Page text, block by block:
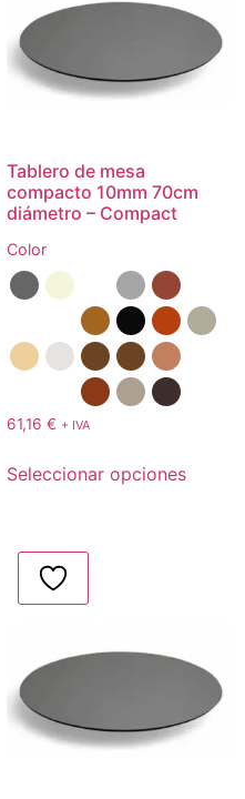
Tablero de mesa
compacto 10mm 70cm
diámetro – Compact
Color
61,16 € + IVA
Seleccionar opciones